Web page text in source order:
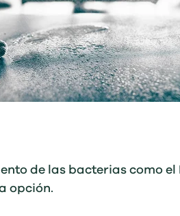
de las bacterias como
opción.